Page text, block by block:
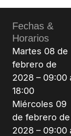
Fechas &
Horarios
Martes 08 de
febrero de
2028 – 09:00
18:00
Miércoles 09
de febrero de
2028 – 09:00